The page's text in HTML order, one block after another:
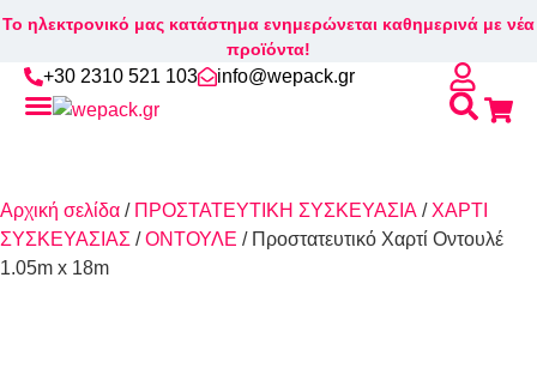
Το ηλεκτρονικό μας κατάστημα ενημερώνεται καθημερινά με νέα
προϊόντα!
+30 2310 521 103 info@wepack.gr
Αρχική σελίδα / ΠΡΟΣΤΑΤΕΥΤΙΚΗ ΣΥΣΚΕΥΑΣΙΑ / ΧΑΡΤΙ
ΣΥΣΚΕΥΑΣΙΑΣ /ΟΝΤΟΥΛΕ / Προστατευτικό Χαρτί Οντουλέ
1.05m x 18m